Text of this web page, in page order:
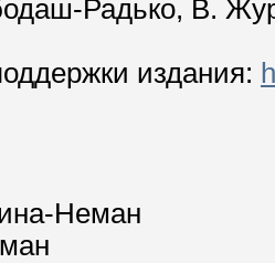
Радько, В.
издания:
Неман